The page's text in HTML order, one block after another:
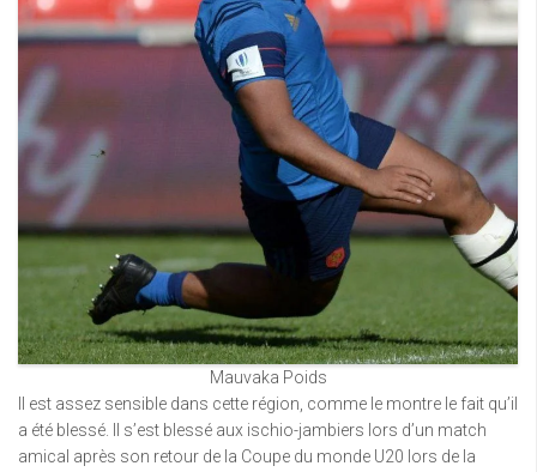
Mauvaka Poids
Il est assez sensible dans cette région, comme le montre le fait qu’il
a été blessé. Il s’est blessé aux ischio-jambiers lors d’un match
amical après son retour de la Coupe du monde U20 lors de la